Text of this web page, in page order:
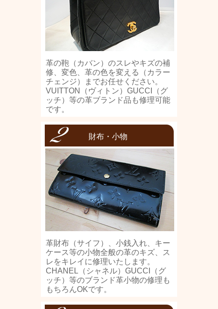
革の鞄（カバン）のスレやキズの補
修、変色、革の色を変える（カラー
チェンジ）までお任せください。
VUITTON（ヴィトン）GUCCI（グ
ッチ）等の革ブランド品も修理可能
です。
財布・小物
革財布（サイフ）、小銭入れ、キー
ケース等の小物全般の革のキズ、ス
レをキレイに修理いたします。
CHANEL（シャネル）GUCCI（グ
ッチ）等のブランド革小物の修理も
もちろんOKです。